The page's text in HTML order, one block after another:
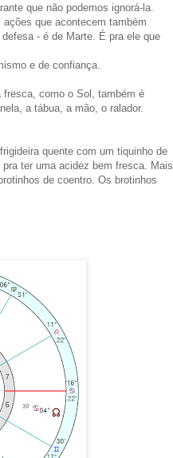
que não podemos ignorá-la.
que acontecem também
- é de Marte. É pra ele que
e de confiança.
como o Sol, também é
a tábua, a mão, o ralador.
quente com um tiquinho de
ter uma acidez bem fresca. Mais
de coentro. Os brotinhos